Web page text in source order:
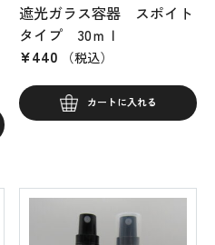
遮光ガラス容器 スポイト
タイプ 30ｍｌ
¥440 （税込）
カートに入れる